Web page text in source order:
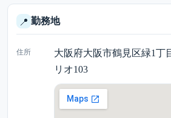
📍 勤務地
住所
大阪府大阪市鶴見区緑1丁
リオ103